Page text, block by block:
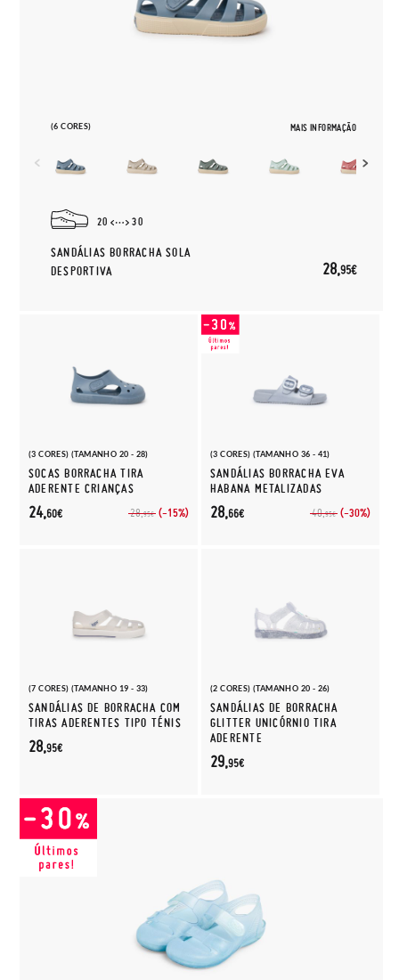
(6 CORES) MAIS INFORMAÇÃO
20 30
SANDÁLIAS BORRACHA SOLA
DESPORTIVA
28,95€
(3 CORES) (TAMANHO 20 - 28)
SOCAS BORRACHA TIRA
ADERENTE CRIANÇAS
28,95€ (-15%)
24,60€
(3 CORES) (TAMANHO 36 - 41)
SANDÁLIAS BORRACHA EVA
HABANA METALIZADAS
40,95€ (-30%)
28,66€
(7 CORES) (TAMANHO 19 - 33)
SANDÁLIAS DE BORRACHA COM
TIRAS ADERENTES TIPO TÉNIS
28,95€
(2 CORES) (TAMANHO 20 - 26)
SANDÁLIAS DE BORRACHA
GLITTER UNICÓRNIO TIRA
ADERENTE
29,95€